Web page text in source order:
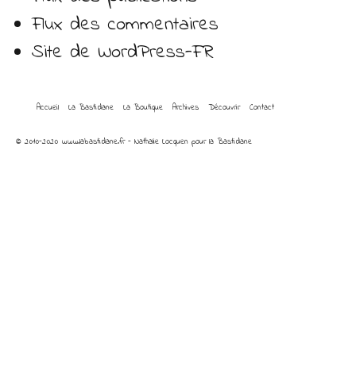
Flux des commentaires
Site de WordPress-FR
Accueil La Bastidane La Boutique Archives Découvrir Contact
© 2010-2020 www.labastidane.fr - Nathalie Locquen pour la Bastidane